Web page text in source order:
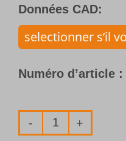
Données CAD:
Numéro d’article :
quantité